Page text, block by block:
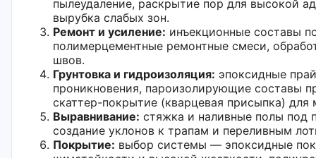
пылеудаление, раскрытие пор для высокой
вырубка слабых зон.
Ремонт и усиление: инъекционные составы
полимерцементные ремонтные смеси,
швов.
Грунтовка и гидроизоляция: эпоксидные
проникновения, пароизолирующие составы
скаттер-покрытие (кварцевая присыпка) для
Выравнивание: стяжка и наливные полы под
создание уклонов к трапам и переливным
Покрытие: выбор системы — эпоксидные